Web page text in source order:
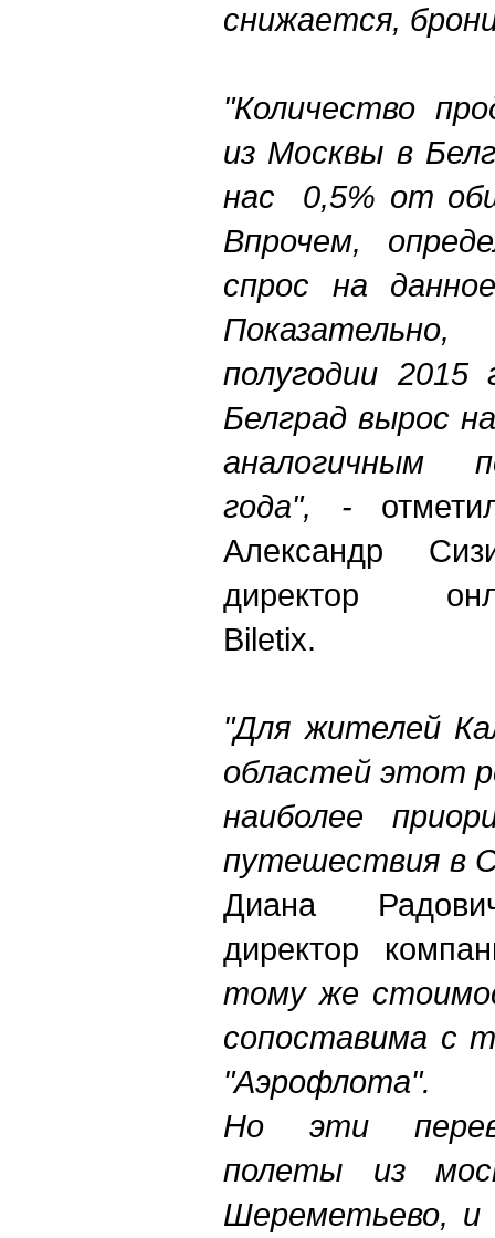
снижается,
"Количество
из Москвы в
нас 0,5% от
Впрочем,
спрос на
полугодии
Белград вырос
аналогичным
года", -
Александр
директор
Biletix.
"Для жителей
областей этот
наиболее
путешествия в
Диана
директор
тому же
сопоставима с
"Аэрофлота".
Но эти
полеты из
Шереметьево, и